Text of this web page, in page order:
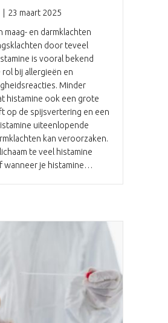
23 maart 2025
maag- en darmklachten
door teveel
is vooral bekend
bij allergieën en
Minder
histamine ook een grote
op de spijsvertering en een
uiteenlopende
kan veroorzaken.
te veel histamine
wanneer je histamine…